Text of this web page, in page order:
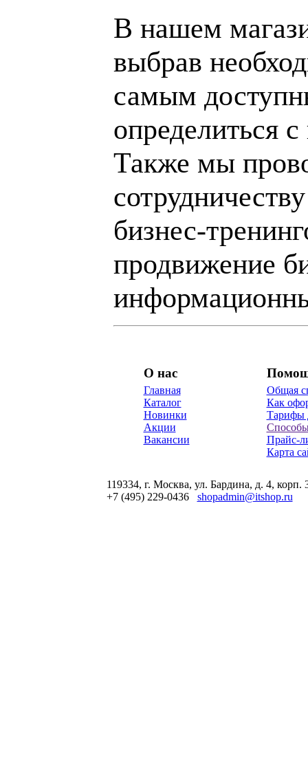
В нашем
выбрав
самым
определиться
Также мы
бизнес-
продвижение
О нас
Главная
Каталог
Новинки
Акции
Вакансии
Общая
Как
Тарифы
Прайс-
Карта
119334, г. Москва, ул. Бардина, д. 4, корп.
+7 (495) 229-0436 shopadmin@itshop.ru